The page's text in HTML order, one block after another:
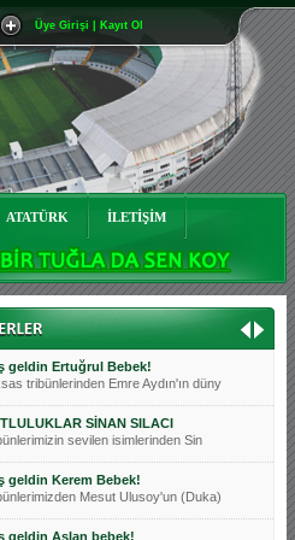
Üye Girişi | Kayıt Ol
ATATÜRK İLETİŞİM
Ceyhun Tetik
tribünlerinin sevilen isimlerinde
önü açılsın is
Bursasporlular Derneği Başkanı
geldin Alaz Bebek!
sistem yöneticisi, ekibimizin
geldin Göktuğ Bebek!
ekibimizden ve tribünlerimizi
geldin Kadir Kağan Bebek!
tribünlerinden Basri İleri'nin dü
geldin Ertuğrul Bebek!
tribünlerinden Emre Aydın'ın düny
SİNAN SILACI
sevilen isimlerinden Sin
geldin Kerem Bebek!
Mesut Ulusoy'un (Duka)
geldin Aslan bebek!